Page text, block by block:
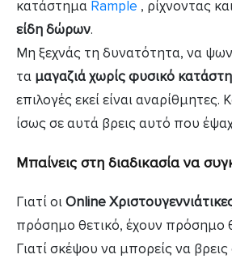
κατάστημα Rample , ρίχνοντας
είδη δώρων.
Μη ξεχνάς τη δυνατότητα, να
τα μαγαζιά χωρίς φυσικό
επιλογές εκεί είναι αναρίθμητες.
ίσως σε αυτά βρεις αυτό που
Μπαίνεις στη διαδικασία να
Γιατί οιOnline
πρόσημο θετικό, έχουν πρόσημο
Γιατί σκέψου να μπορείς να